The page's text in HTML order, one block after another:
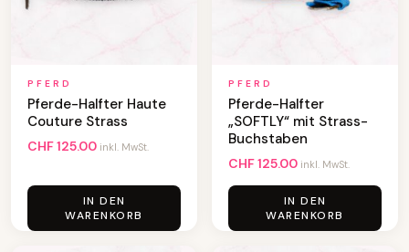
PFERD
Pferde-Halfter Haute
Couture Strass
CHF125.00 inkl. MwSt.
IN DEN
WARENKORB
PFERD
Pferde-Halfter
„SOFTLY“ mit Strass-
Buchstaben
CHF125.00 inkl. MwSt.
IN DEN
WARENKORB